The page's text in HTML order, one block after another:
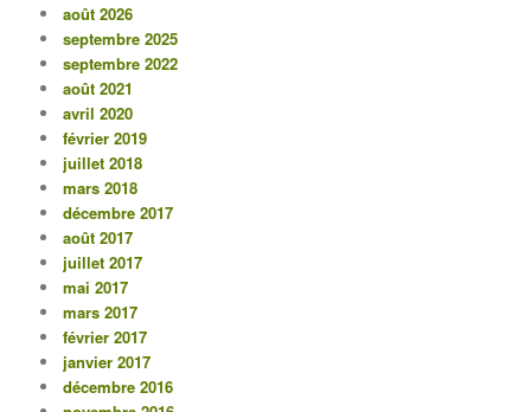
août 2026
septembre 2025
septembre 2022
août 2021
avril 2020
février 2019
juillet 2018
mars 2018
décembre 2017
août 2017
juillet 2017
mai 2017
mars 2017
février 2017
janvier 2017
décembre 2016